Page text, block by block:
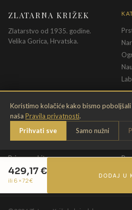
429,17€
ili 6 ×72€
DODAJ U
Koristimo kolačiće kako bismo
naša Pravila privatnosti.
Prihvati sve
Samo nužni
ZLATARNA KRIŽEK
Zlatarstvo od 1935. godine.
Velika Gorica, Hrvatska.
INFORMACIJE
O nama
Kontakt
Briga o nakitu
Jamstvo